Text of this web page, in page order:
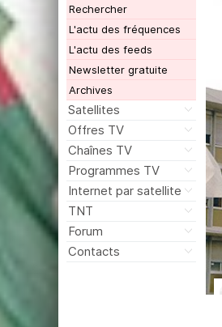
Rechercher
L'actu des fréquences
L'actu des feeds
Newsletter gratuite
Archives
Satellites
Offres TV
Chaînes TV
Programmes TV
Internet par satellite
TNT
Forum
Contacts